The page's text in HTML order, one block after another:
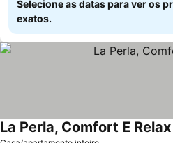
Selecione as datas para ver os
exatos.
La Perla, Comfort E Relax